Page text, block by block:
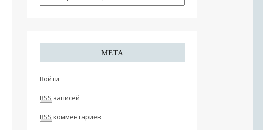
МЕТА
Войти
RSS записей
RSS комментариев